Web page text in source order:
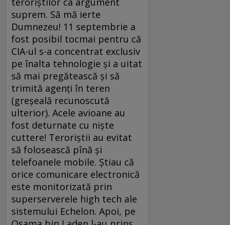
suprem. Să mă ierte
Dumnezeu! 11 septembrie a
fost posibil tocmai pentru că
CIA-ul s-a concentrat exclusiv
pe înalta tehnologie şi a uitat
să mai pregătească şi să
trimită agenţi în teren
(greşeală recunoscută
ulterior). Acele avioane au
fost deturnate cu nişte
cuttere! Teroriştii au evitat
să folosească pînă şi
telefoanele mobile. Ştiau că
orice comunicare electronică
este monitorizată prin
superserverele high tech ale
sistemului Echelon. Apoi, pe